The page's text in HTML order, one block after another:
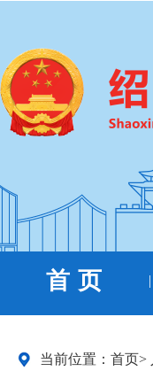
首 页 |
当前位置： 首页>